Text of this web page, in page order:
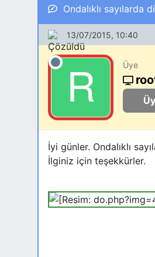
Ondalıklı sayılarda
13/07/2015, 10:40
Üye
İyi günler. Ondalıklı
İlginiz için teşekkürler.